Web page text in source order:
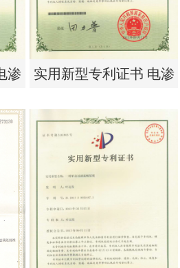
渗
渗
实用新型专利证书 电渗
实用新型专利证书 电渗
析器用浓水隔板组件